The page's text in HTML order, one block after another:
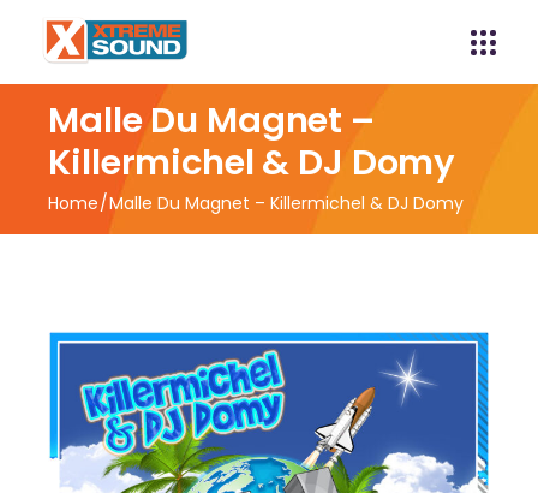
Malle Du Magnet –
Killermichel & DJ Domy
Home Malle Du Magnet – Killermichel & DJ Domy